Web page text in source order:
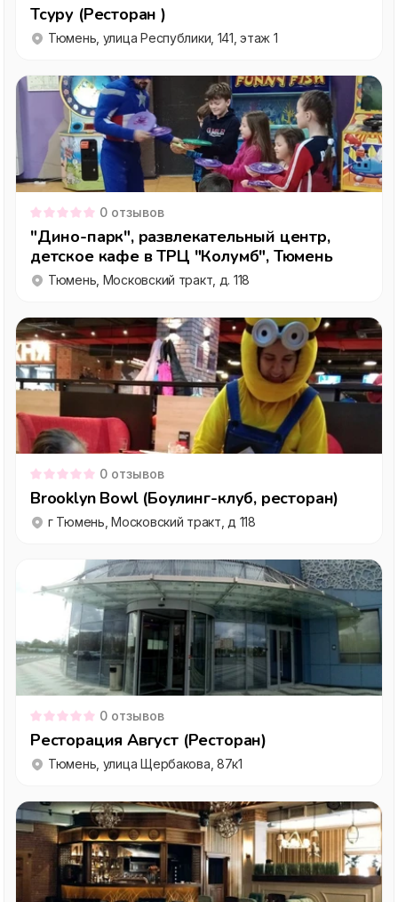
Тсуру (Ресторан )
Тюмень, улица Республики, 141, этаж 1
0 отзывов
"Дино-парк", развлекательный центр,
детское кафе в ТРЦ "Колумб", Тюмень
Тюмень, Московский тракт, д. 118
0 отзывов
Brooklyn Bowl (Боулинг-клуб, ресторан)
г Тюмень, Московский тракт, д 118
0 отзывов
Ресторация Август (Ресторан)
Тюмень, улица Щербакова, 87к1